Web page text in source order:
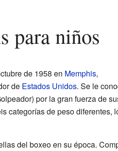
para niños
de 1958 en Memphis,
de Estados Unidos. Se le
por la gran fuerza de
categorías de peso diferentes,
del boxeo en su época.